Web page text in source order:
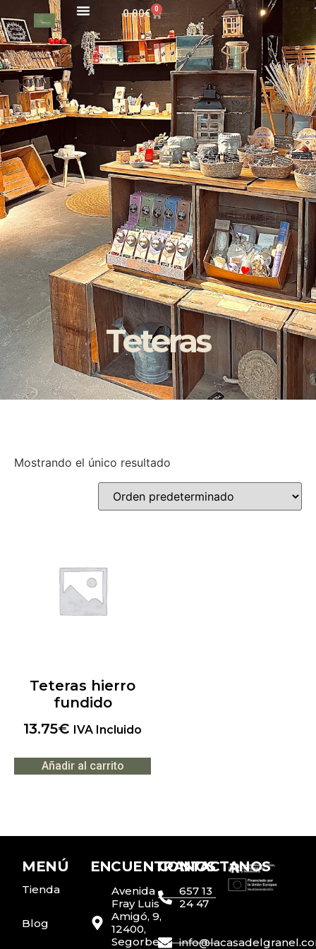
0.00€ 0
Teteras
Mostrando el único resultado
Teteras hierro
fundido
13.75€ IVA Incluido
Añadir al carrito
MENÚ
Tienda
Blog
ENCUENTRANOS
Avenida
Fray Luis
Amigó, 9,
12400,
Segorbe,
CONTACTANOS
657 13
24 47